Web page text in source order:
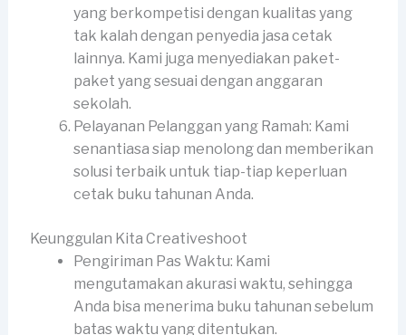
yang berkompetisi dengan kualitas yang
tak kalah dengan penyedia jasa cetak
lainnya. Kami juga menyediakan paket-
paket yang sesuai dengan anggaran
sekolah.
Pelayanan Pelanggan yang Ramah: Kami
senantiasa siap menolong dan memberikan
solusi terbaik untuk tiap-tiap keperluan
cetak buku tahunan Anda.
Keunggulan Kita Creativeshoot
Pengiriman Pas Waktu: Kami
mengutamakan akurasi waktu, sehingga
Anda bisa menerima buku tahunan sebelum
batas waktu yang ditentukan.